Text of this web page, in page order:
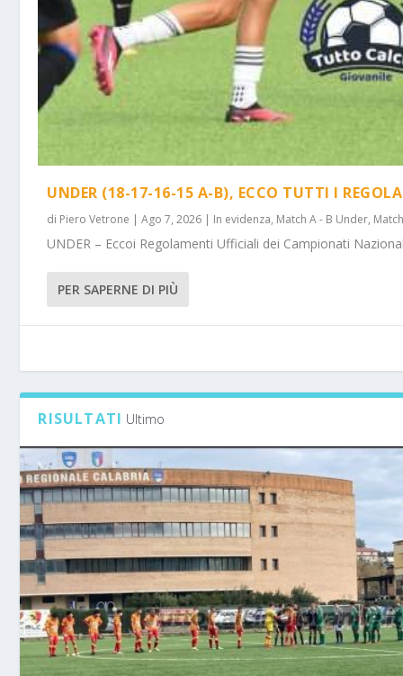
UNDER (18-17-16-15 A-B), ECCO TUTTI I
di Piero Vetrone |Ago 7, 2026 | In evidenza, Match A - B Under,
UNDER – Eccoi Regolamenti Ufficiali dei Campionati
PER SAPERNE DI PIÙ
RISULTATI Ultimo